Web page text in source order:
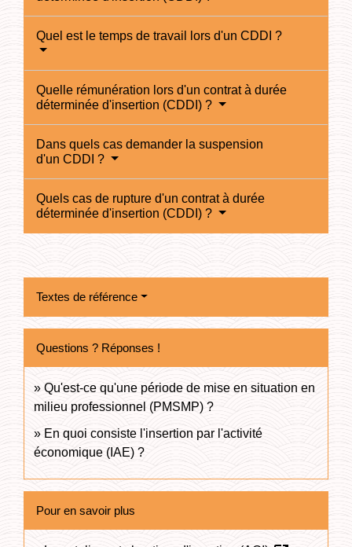
Quel est le temps de travail lors d'un CDDI ?
Quelle rémunération lors d'un contrat à durée
déterminée d'insertion (CDDI) ?
Dans quels cas demander la suspension
d'un CDDI ?
Quels cas de rupture d'un contrat à durée
déterminée d'insertion (CDDI) ?
Textes de référence
Questions ? Réponses !
Qu'est-ce qu'une période de mise en situation en
milieu professionnel (PMSMP) ?
En quoi consiste l'insertion par l'activité
économique (IAE) ?
Pour en savoir plus